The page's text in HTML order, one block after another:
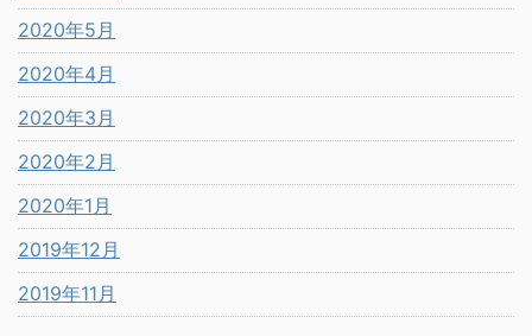
2020年5月
2020年4月
2020年3月
2020年2月
2020年1月
2019年12月
2019年11月